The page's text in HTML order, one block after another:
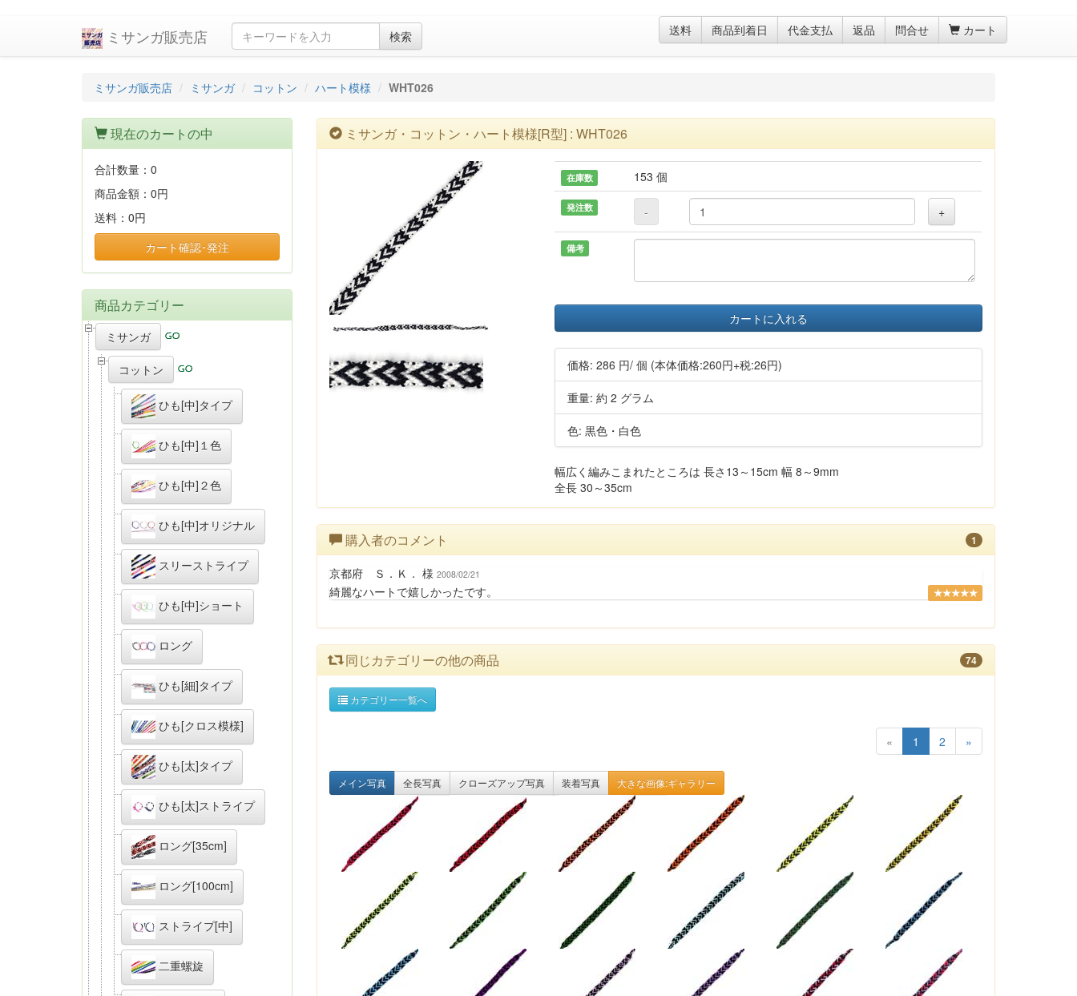
ミサンガ販売店 検索 送料 商品到着日 代金支払 返品 問合せ カート
ミサンガ販売店 ミサンガ コットン ハート模様 WHT026
ミサンガ・コットン・ハート模様[R型] : WHT026
在庫数 153 個
発注数 - +
備考
カートに入れる
価格:286 円/ 個 (本体価格:260円+税:26円)
重量: 約 2 グラム
色: 黒色・白色
幅広く編みこまれたところは 長さ13～15cm 幅 8～9mm
全長 30～35cm
購入者のコメント 1
京都府 Ｓ．Ｋ． 様 2008/02/21
★★★★★
綺麗なハートで嬉しかったです。
同じカテゴリーの他の商品 74
カテゴリー一覧へ
« 1 2 »
メイン写真 全長写真 クローズアップ写真 装着写真 大きな画像:ギャラリー
現在のカートの中
合計数量： 0
商品金額： 0円
送料： 0円
カート確認･発注
商品カテゴリー
ミサンガ
コットン
ひも[中]タイプ
ひも[中]１色
ひも[中]２色
ひも[中]オリジナル
スリーストライプ
ひも[中]ショート
ロング
ひも[細]タイプ
ひも[クロス模様]
ひも[太]タイプ
ひも[太]ストライプ
ロング[35cm]
ロング[100cm]
ストライプ[中]
二重螺旋